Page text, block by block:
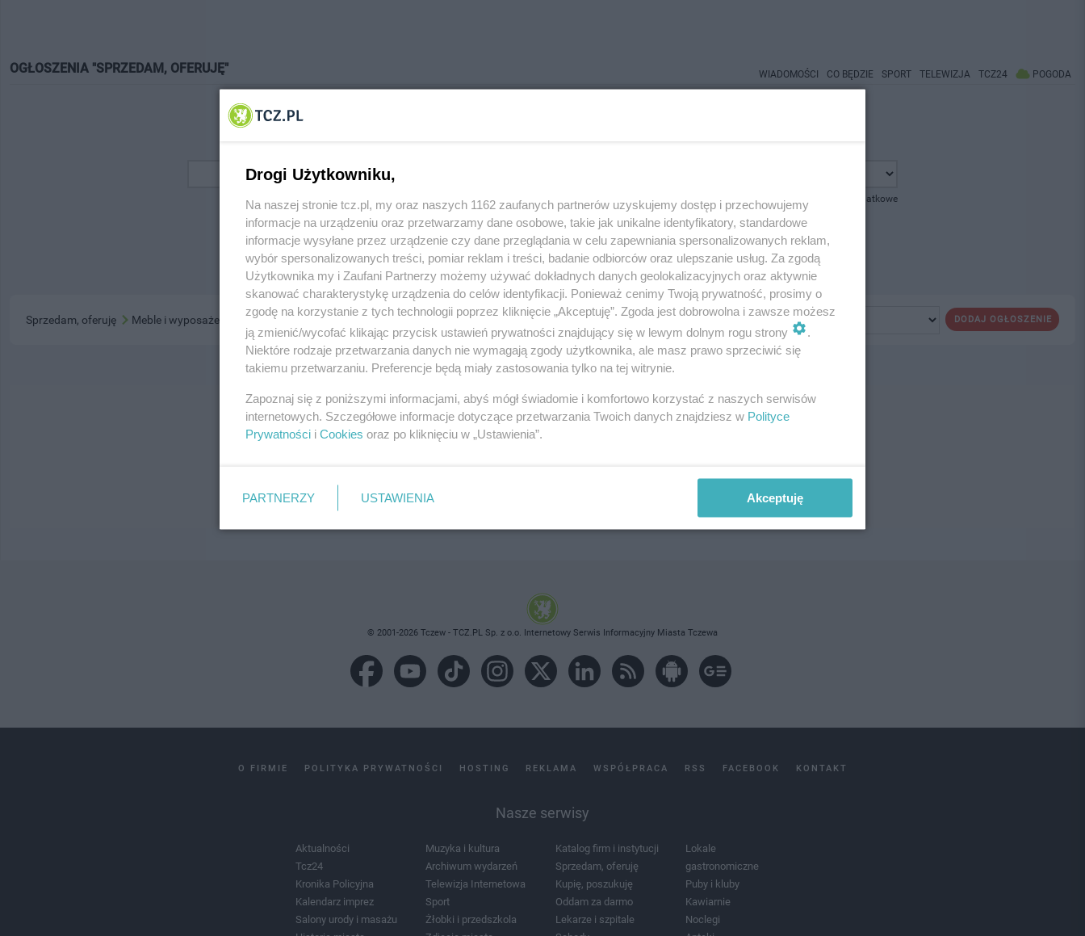
OGŁOSZENIA "SPRZEDAM, OFERUJĘ" WIADOMOŚCI CO BĘDZIE SPORT TELEWIZJA TCZ24 POGODA
pokaż opcje dodatkowe
SZUKAJ
DODAJ OGŁOSZENIE
Sprzedam, oferuję Meble i wyposażenie domu
Wybrane ogłoszenie nie istnieje lub nie jest jeszcze aktywne!
© 2001-2026 Tczew - TCZ.PL Sp. z o.o. Internetowy Serwis Informacyjny Miasta Tczewa
O FIRMIE POLITYKA PRYWATNOŚCI HOSTING REKLAMA WSPÓŁPRACA RSS FACEBOOK KONTAKT
Nasze serwisy
Aktualności
Tcz24
Kronika Policyjna
Kalendarz imprez
Salony urody i masażu
Muzyka i kultura
Archiwum wydarzeń
Telewizja Internetowa
Sport
Żłobki i przedszkola
Katalog firm i instytucji
Sprzedam, oferuję
Kupię, poszukuję
Oddam za darmo
Lekarze i szpitale
Lokale
gastronomiczne
Puby i kluby
Kawiarnie
Noclegi
Drogi Użytkowniku,
Na naszej stronie tcz.pl, my oraz naszych 1162 zaufanych partnerów uzyskujemy dostęp i przechowujemy
informacje na urządzeniu oraz przetwarzamy dane osobowe, takie jak unikalne identyfikatory, standardowe
informacje wysyłane przez urządzenie czy dane przeglądania w celu zapewniania spersonalizowanych reklam,
wybór spersonalizowanych treści, pomiar reklam i treści, badanie odbiorców oraz ulepszanie usług. Za zgodą
Użytkownika my i Zaufani Partnerzy możemy używać dokładnych danych geolokalizacyjnych oraz aktywnie
skanować charakterystykę urządzenia do celów identyfikacji. Ponieważ cenimy Twoją prywatność, prosimy o
zgodę na korzystanie z tych technologii poprzez kliknięcie „Akceptuję”. Zgoda jest dobrowolna i zawsze możesz
ją zmienić/wycofać klikając przycisk ustawień prywatności znajdujący się w lewym dolnym rogu strony
Niektóre rodzaje przetwarzania danych nie wymagają zgody użytkownika, ale masz prawo sprzeciwić się
takiemu przetwarzaniu. Preferencje będą miały zastosowania tylko na tej witrynie.
Zapoznaj się z poniższymi informacjami, abyś mógł świadomie i komfortowo korzystać z naszych serwisów
internetowych. Szczegółowe informacje dotyczące przetwarzania Twoich danych znajdziesz w Polityce
Prywatności i Cookies oraz po kliknięciu w „Ustawienia”.
PARTNERZY USTAWIENIA Akceptuję